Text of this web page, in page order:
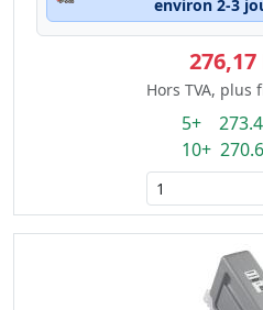
environ 2-3
276,17
Hors TVA, plus
5+
10+